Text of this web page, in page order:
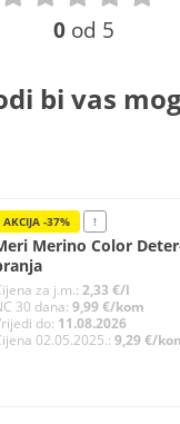
0 od 5
bi vas
AKCIJA -37% !
Merino Color
za j.m.: 2,33 €/l
30 dana: 9,99 €/kom
do: 11.08.2026
02.05.2025.: 9,29 €/